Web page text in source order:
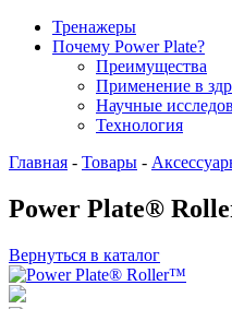
Тренажеры
Почему Power Plate?
Преимущества
Применение в
Научные
Технология
Главная - Товары -
Power Plate®
Вернуться в каталог